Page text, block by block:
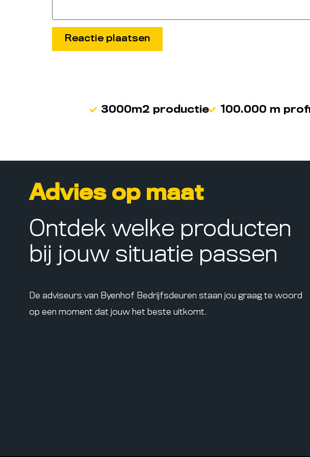
3000m2 productie 100.000 m
Advies op maat
Ontdek welke producten
bij jouw situatie passen
De adviseurs van Byenhof Bedrijfsdeuren staan jou graag te woord
op een moment dat jouw het beste uitkomt.